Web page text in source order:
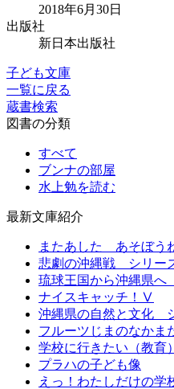
2018年6月30日
出版社
新日本出版社
子ども文庫
一覧に戻る
蔵書検索
図書の分類
すべて
ブンナの部屋
水上勉を読む
最新文庫紹介
またあした あそぼう
悲劇の沖縄戦 シリー
琉球王国から沖縄県
ナイスキャッチ！Ⅴ
沖縄県の自然と文化
フルーツじまのなかま
学校に行きたい（教
プラハの子ども像
えっ！わたしだけの学